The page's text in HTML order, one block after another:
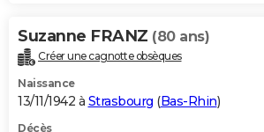
Suzanne FRANZ (80 ans)
Créer une cagnotte obsèques
Naissance
13/11/1942 à Strasbourg (Bas-Rhin)
Décès